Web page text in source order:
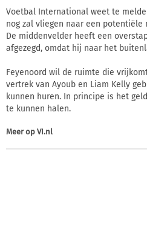
Voetbal International weet te
nog zal vliegen naar een
De middenvelder heeft een
afgezegd, omdat hij naar het
Feyenoord wil de ruimte die
vertrek van Ayoub en Liam Kelly
kunnen huren. In principe is het
te kunnen halen.
Meer op VI.nl